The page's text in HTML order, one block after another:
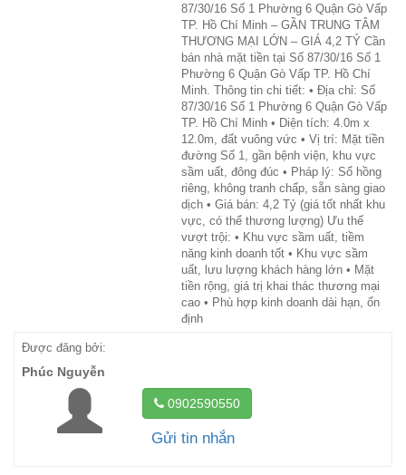
87/30/16 Số 1 Phường 6 Quận Gò Vấp
TP. Hồ Chí Minh – GẦN TRUNG TÂM
THƯƠNG MẠI LỚN – GIÁ 4,2 TỶ Cần
bán nhà mặt tiền tại Số 87/30/16 Số 1
Phường 6 Quận Gò Vấp TP. Hồ Chí
Minh. Thông tin chi tiết: • Địa chỉ: Số
87/30/16 Số 1 Phường 6 Quận Gò Vấp
TP. Hồ Chí Minh • Diện tích: 4.0m x
12.0m, đất vuông vức • Vị trí: Mặt tiền
đường Số 1, gần bệnh viện, khu vực
sầm uất, đông đúc • Pháp lý: Sổ hồng
riêng, không tranh chấp, sẵn sàng giao
dịch • Giá bán: 4,2 Tỷ (giá tốt nhất khu
vực, có thể thương lượng) Ưu thế
vượt trội: • Khu vực sầm uất, tiềm
năng kinh doanh tốt • Khu vực sầm
uất, lưu lượng khách hàng lớn • Mặt
tiền rộng, giá trị khai thác thương mại
cao • Phù hợp kinh doanh dài hạn, ổn
định
Được đăng bởi:
Phúc Nguyễn
0902590550
Gửi tin nhắn